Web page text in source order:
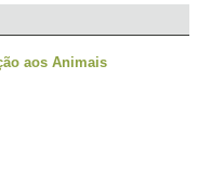
aos Animais